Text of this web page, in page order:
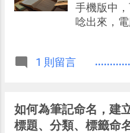
手機版中
唸出來，電
）」按鈕
也獲得了
能上個禮
1 則留言
如何為筆記命名，建
標題、分類、標籤命